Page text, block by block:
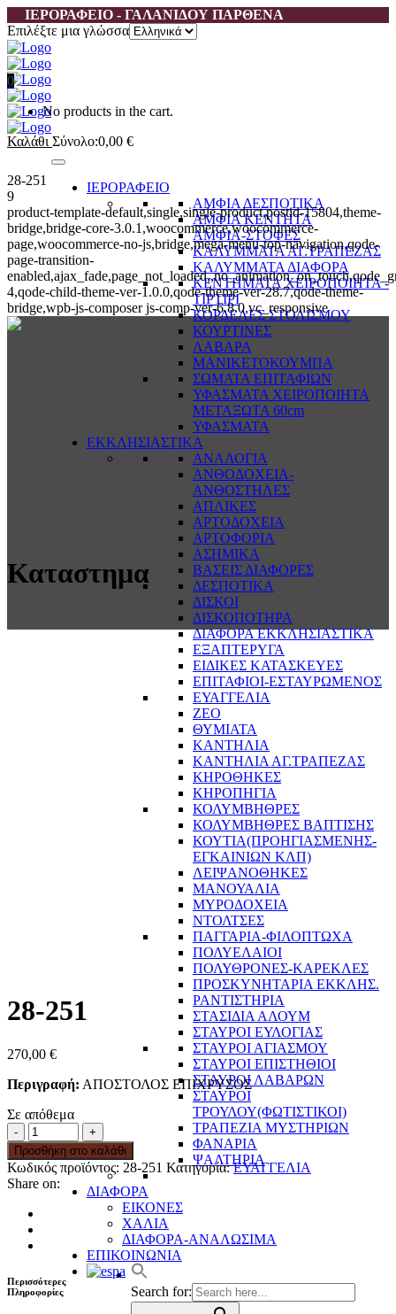
ΙΕΡΟΡΑΦΕΙΟ - ΓΑΛΑΝΙΔΟΥ ΠΑΡΘΕΝΑ
Επιλέξτε μια γλώσσα
0
No products in the cart.
Καλάθι Σύνολο:0,00 €
ΙΕΡΟΡΑΦΕΙΟ
ΑΜΦΙΑ ΔΕΣΠΟΤΙΚΑ
ΑΜΦΙΑ ΚΕΝΤΗΤΑ
ΑΜΦΙΑ-ΣΤΟΦΕΣ
ΚΑΛΥΜΜΑΤΑ ΑΓ.ΤΡΑΠΕΖΑΣ
ΚΑΛΥΜΜΑΤΑ ΔΙΑΦΟΡΑ
ΚΕΝΤΗΜΑΤΑ ΧΕΙΡΟΠΟΙΗΤΑ -
ΤΙΡΤΙΡΙ
ΚΟΡΔΕΛΕΣ ΣΤΟΛΙΣΜΟΥ
ΚΟΥΡΤΙΝΕΣ
ΛΑΒΑΡΑ
ΜΑΝΙΚΕΤΟΚΟΥΜΠΑ
ΣΩΜΑΤΑ ΕΠΙΤΑΦΙΩΝ
ΥΦΑΣΜΑΤΑ ΧΕΙΡΟΠΟΙΗΤΑ
ΜΕΤΑΞΩΤΑ 60cm
ΥΦΑΣΜΑΤΑ
ΕΚΚΛΗΣΙΑΣΤΙΚΑ
ΑΝΑΛΟΓΙΑ
ΑΝΘΟΔΟΧΕΙΑ-
ΑΝΘΟΣΤΗΛΕΣ
ΑΠΛΙΚΕΣ
ΑΡΤΟΔΟΧΕΙΑ
ΑΡΤΟΦΟΡΙΑ
ΑΣΗΜΙΚΑ
ΒΑΣΕΙΣ ΔΙΑΦΟΡΕΣ
ΔΕΣΠΟΤΙΚΑ
ΔΙΣΚΟΙ
ΔΙΣΚΟΠΟΤΗΡΑ
ΔΙΑΦΟΡΑ ΕΚΚΛΗΣΙΑΣΤΙΚΑ
ΕΞΑΠΤΕΡΥΓΑ
ΕΙΔΙΚΕΣ ΚΑΤΑΣΚΕΥΕΣ
ΕΠΙΤΑΦΙΟΙ-ΕΣΤΑΥΡΩΜΕΝΟΣ
ΕΥΑΓΓΕΛΙΑ
ΖΕΟ
ΘΥΜΙΑΤΑ
ΚΑΝΤΗΛΙΑ
ΚΑΝΤΗΛΙΑ ΑΓ.ΤΡΑΠΕΖΑΣ
ΚΗΡΟΘΗΚΕΣ
ΚΗΡΟΠΗΓΙΑ
ΚΟΛΥΜΒΗΘΡΕΣ
ΚΟΛΥΜΒΗΘΡΕΣ ΒΑΠΤΙΣΗΣ
ΚΟΥΤΙΑ(ΠΡΟΗΓΙΑΣΜΕΝΗΣ-
ΕΓΚΑΙΝΙΩΝ ΚΛΠ)
ΛΕΙΨΑΝΟΘΗΚΕΣ
ΜΑΝΟΥΑΛΙΑ
ΜΥΡΟΔΟΧΕΙΑ
ΝΤΟΛΤΣΕΣ
ΠΑΓΓΑΡΙΑ-ΦΙΛΟΠΤΩΧΑ
ΠΟΛΥΕΛΑΙΟΙ
ΠΟΛΥΘΡΟΝΕΣ-ΚΑΡΕΚΛΕΣ
ΠΡΟΣΚΥΝΗΤΑΡΙΑ ΕΚΚΛΗΣ.
ΡΑΝΤΙΣΤΗΡΙΑ
ΣΤΑΣΙΔΙΑ ΑΛΟΥΜ
ΣΤΑΥΡΟΙ ΕΥΛΟΓΙΑΣ
ΣΤΑΥΡΟΙ ΑΓΙΑΣΜΟΥ
ΣΤΑΥΡΟΙ ΕΠΙΣΤΗΘΙΟΙ
ΣΤΑΥΡΟΙ ΛΑΒΑΡΩΝ
ΣΤΑΥΡΟΙ
ΤΡΟΥΛΟΥ(ΦΩΤΙΣΤΙΚΟΙ)
ΤΡΑΠΕΖΙΑ ΜΥΣΤΗΡΙΩΝ
ΦΑΝΑΡΙΑ
ΨΑΛΤΗΡΙΑ
ΔΙΑΦΟΡΑ
ΕΙΚΟΝΕΣ
ΧΑΛΙΑ
ΔΙΑΦΟΡΑ-ΑΝΑΛΩΣΙΜΑ
ΕΠΙΚΟΙΝΩΝΙΑ
Search for:
28-251
9
product-template-default,single,single-product,postid-15804,theme-
bridge,bridge-core-3.0.1,woocommerce,woocommerce-
page,woocommerce-no-js,bridge,mega-menu-top-navigation,qode-
page-transition-
4,qode-child-theme-ver-1.0.0,qode-theme-ver-28.7,qode-theme-
bridge,wpb-js-composer js-comp-ver-6.8.0,vc_responsive
Καταστημα
28-251
270,00 €
Περιγραφή: ΑΠΟΣΤΟΛΟΣ ΕΠΙΧΡΥΣΟΣ
Σε απόθεμα
Προσθήκη στο καλάθι
Κωδικός προϊόντος: 28-251 Κατηγορία:ΕΥΑΓΓΕΛΙΑ
Share on:
Περισσότερες
Πληροφορίες